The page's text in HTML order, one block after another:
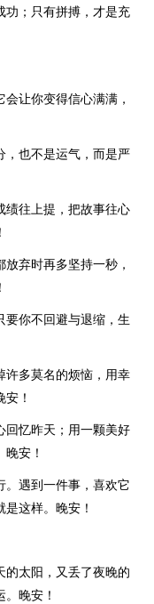
；只有拼搏，才是充
让你变得信心满满，
，也不是运气，而是严
绩往上提，把故事往心
弃时再多坚持一秒，
要你不回避与退缩，生
许多莫名的烦恼，用幸
！
回忆昨天；用一颗美好
安！
。遇到一件事，喜欢它
这样。晚安！
的太阳，又丢了夜晚的
晚安！